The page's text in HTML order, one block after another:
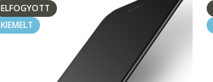
ELFOGYOTT
KIEMELT